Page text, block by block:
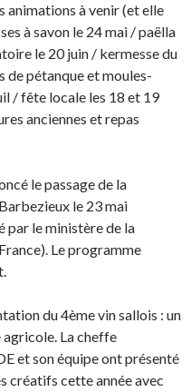
animations à venir (et elle
à savon le 24 mai / paëlla
le 20 juin / kermesse du
de pétanque et moules-
/ fête locale les 18 et 19
anciennes et repas
le passage de la
le 23 mai
par le ministère de la
Le programme
du 4ème vin sallois : un
La cheffe
et son équipe ont présenté
créatifs cette année avec